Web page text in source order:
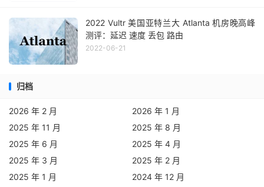
2022 Vultr 美国亚特兰大 Atlanta 机房晚高峰
测评：延迟 速度 丢包 路由
2022-06-21
归档
2026 年 2 月
2026 年 1 月
2025 年 11 月
2025 年 8 月
2025 年 6 月
2025 年 4 月
2025 年 3 月
2025 年 2 月
2025 年 1 月
2024 年 12 月